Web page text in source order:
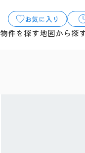
お気に入り
物件を探す地図から探